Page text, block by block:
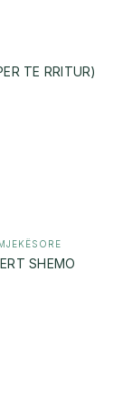
TE RRITUR)
SHEMO